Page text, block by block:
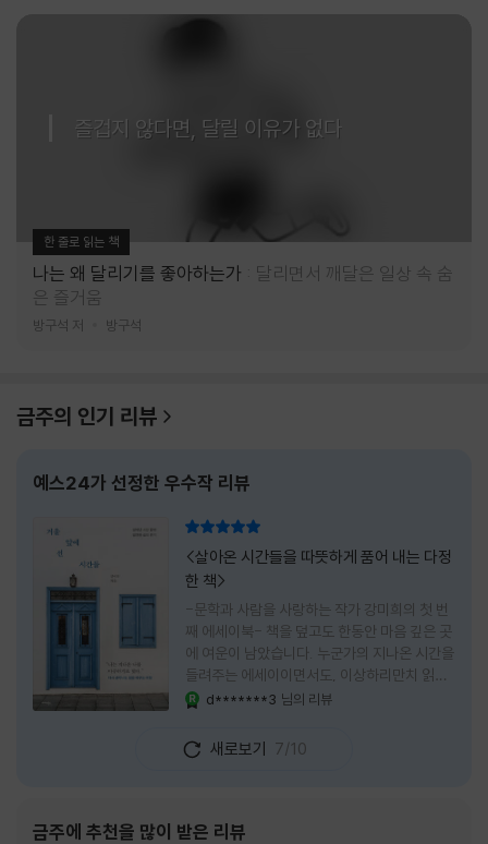
즐겁지 않다면, 달릴 이유가 없다
한 줄로 읽는 책
나는 왜 달리기를 좋아하는가
달리면서 깨달은 일상 속 숨
은 즐거움
방구석 저 방구석
금주의 인기 리뷰
예스24가 선정한 우수작 리뷰
<살아온 시간들을 따뜻하게 품어 내는 다정
한 책>
-문학과 사람을 사랑하는 작가 강미희의 첫 번
째 에세이북- 책을 덮고도 한동안 마음 깊은 곳
에 여운이 남았습니다. 누군가의 지나온 시간을
들려주는 에세이이면서도, 이상하리만치 읽는
사람 자신의 삶을 다시 돌아보게 만드는 책이었
으로 머물지 않고, 각자의 상처와 후회, 다 지나
온 줄 알았던 마음의 결을 가만히 비추는 거울
는다는 것, 대신 지나온 시간 속에서 비로소 알
d*******3 님의 리뷰
새로보기 7/10
금주에 추천을 많이 받은 리뷰